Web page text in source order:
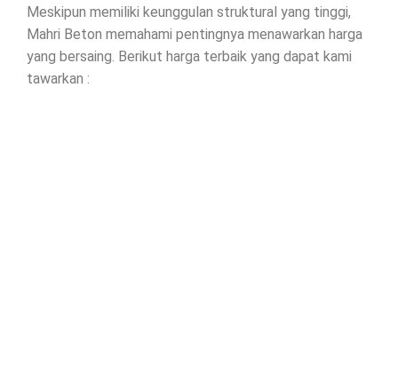
Meskipun memiliki keunggulan struktural yang tinggi,
Mahri Beton memahami pentingnya menawarkan harga
yang bersaing. Berikut harga terbaik yang dapat kami
tawarkan :